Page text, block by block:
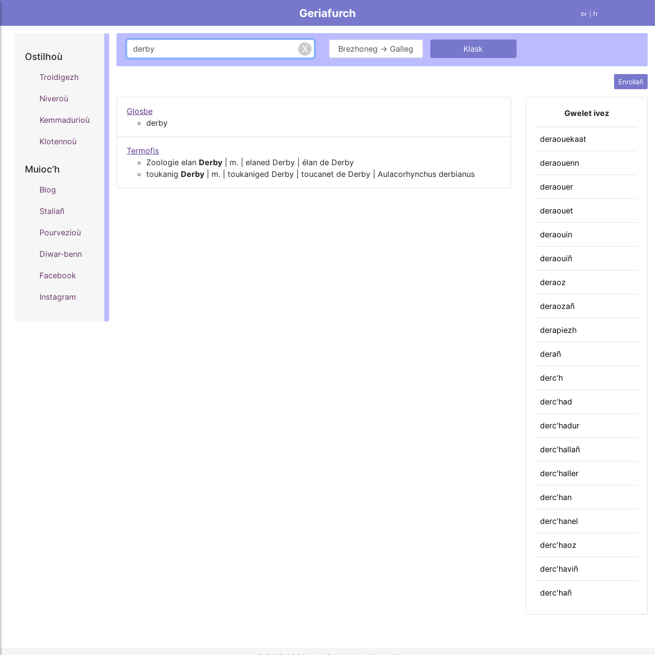
Geriafurch br | fr
Ostilhoù
Troidigezh
Niveroù
Kemmadurioù
Klotennoù
Muiocʼh
Blog
Staliañ
Pourvezioù
Diwar-benn
Facebook
Instagram
Brezhoneg → Galleg
Enrollañ
Glosbe
derby
Termofis
Zoologie elan Derby | m. | elaned Derby | élan de Derby
toukanig Derby | m. | toukaniged Derby | toucanet de Derby | Aulacorhynchus derbianus
Gwelet ivez
deraouekaat
deraouenn
deraouer
deraouet
deraouin
deraouiñ
deraoz
deraozañ
derapiezh
derañ
derc'h
derc'had
derc'hadur
derc'hallañ
derc'haller
derc'han
derc'hanel
derc'haoz
derc'haviñ
derc'hañ